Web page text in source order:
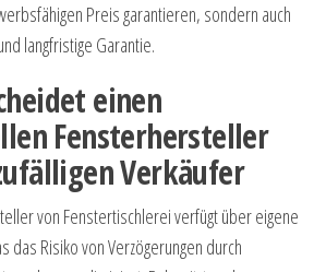
Preis garantieren, sondern auch
langfristige Garantie.
einen
Fensterhersteller
Verkäufer
von Fenstertischlerei verfügt über eigene
das Risiko von Verzögerungen durch